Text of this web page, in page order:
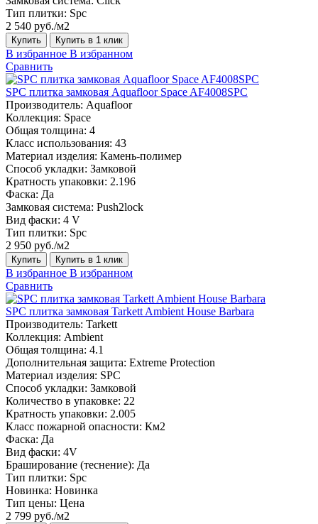
Тип плитки: Spc
2 540 руб./м2
Купить Купить в 1 клик
В избранное В избранном
Сравнить
SPC плитка замковая Aquafloor Space AF4008SPC
Производитель: Aquafloor
Коллекция: Space
Общая толщина: 4
Класс использования: 43
Материал изделия: Камень-полимер
Способ укладки: Замковой
Кратность упаковки: 2.196
Фаска: Да
Замковая система: Push2lock
Вид фаски: 4 V
Тип плитки: Spc
2 950 руб./м2
Купить Купить в 1 клик
В избранное В избранном
Сравнить
SPC плитка замковая Tarkett Ambient House Barbara
Производитель: Tarkett
Коллекция: Ambient
Общая толщина: 4.1
Дополнительная защита: Extreme Protection
Материал изделия: SPC
Способ укладки: Замковой
Количество в упаковке: 22
Кратность упаковки: 2.005
Класс пожарной опасности: Км2
Фаска: Да
Вид фаски: 4V
Браширование (теснение): Да
Тип плитки: Spc
Новинка: Новинка
Тип цены: Цена
2 799 руб./м2